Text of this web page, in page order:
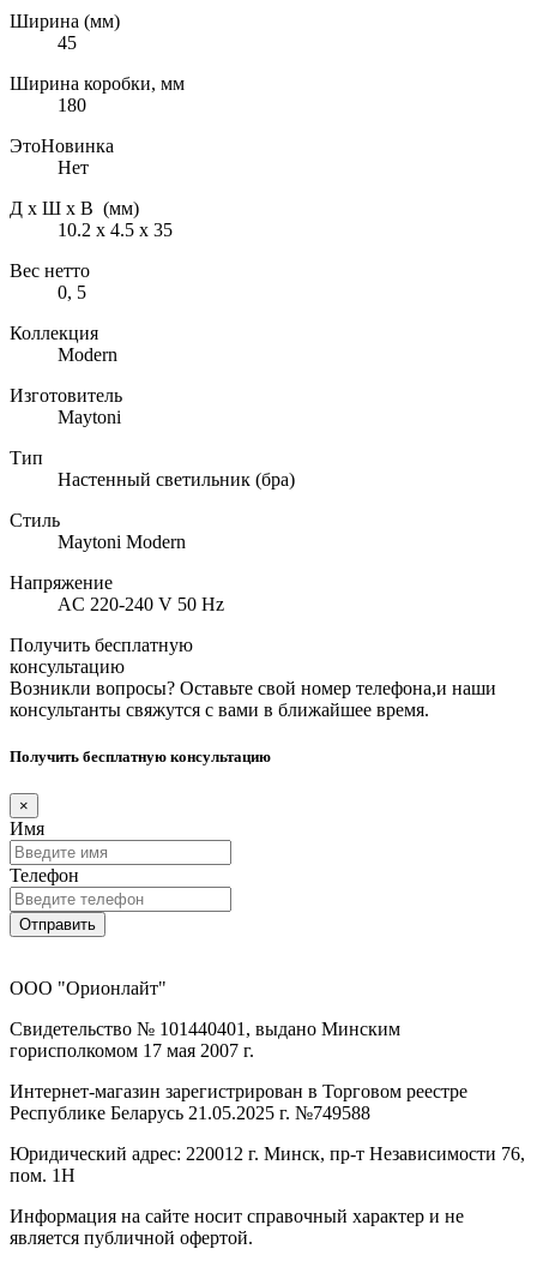
Ширина (мм)
45
Ширина коробки, мм
180
ЭтоНовинка
Нет
Д х Ш х В (мм)
10.2 х 4.5 х 35
Вес нетто
0, 5
Коллекция
Modern
Изготовитель
Maytoni
Тип
Настенный светильник (бра)
Стиль
Maytoni Modern
Напряжение
AC 220-240 V 50 Hz
Получить бесплатную
консультацию
Возникли вопросы? Оставьте свой номер телефона,и наши
консультанты свяжутся с вами в ближайшее время.
Получить бесплатную консультацию
×
Имя
Телефон
Отправить
ООО "Орионлайт"
Свидетельство № 101440401, выдано Минским
горисполкомом 17 мая 2007 г.
Интернет-магазин зарегистрирован в Торговом реестре
Республике Беларусь 21.05.2025 г. №749588
Юридический адрес: 220012 г. Минск, пр-т Независимости 76,
пом. 1Н
Информация на сайте носит справочный характер и не
является публичной офертой.